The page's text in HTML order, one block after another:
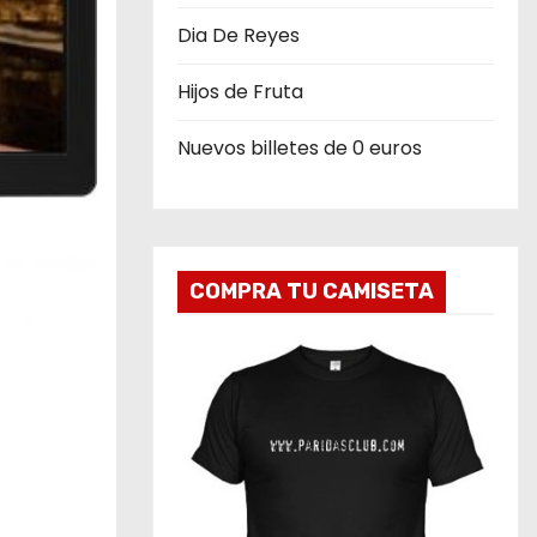
Dia De Reyes
Hijos de Fruta
Nuevos billetes de 0 euros
COMPRA TU CAMISETA